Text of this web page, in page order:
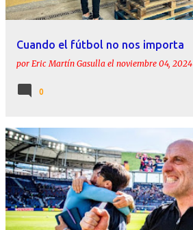
Cuando el fútbol no nos importa
por Eric Martín Gasulla el noviembre 04, 2024
0